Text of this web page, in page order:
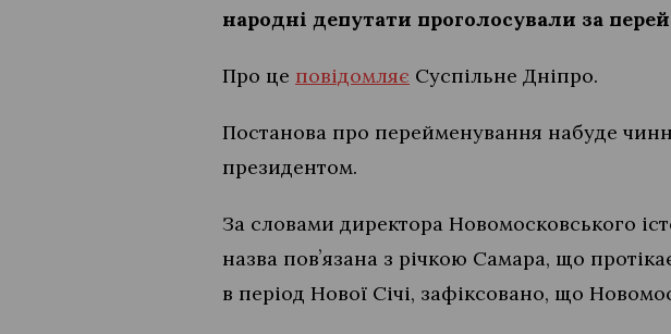
народні депутати проголосували за
Про це повідомляє Суспільне Дніпро.
Постанова про перейменування набуде
президентом.
За словами директора Новомосковського
назва повʼязана з річкою Самара, що
в період Нової Січі, зафіксовано, що